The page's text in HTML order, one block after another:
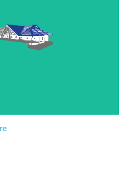
à l’origine de la faisabilité des
nécessite des outils
sans faille. Faites